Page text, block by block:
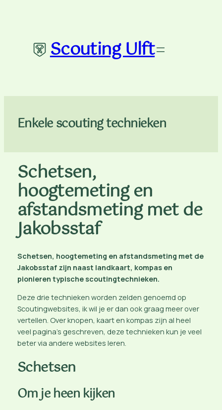
Scouting Ulft
Enkele scouting technieken
Schetsen,
hoogtemeting en
afstandsmeting met de
Jakobsstaf
Schetsen, hoogtemeting en afstandsmeting met de
Jakobsstaf zijn naast landkaart, kompas en
pionieren typische scoutingtechnieken.
Deze drie technieken worden zelden genoemd op
Scoutingwebsites, ik wil je er dan ook graag meer over
vertellen. Over knopen, kaart en kompas zijn al heel
veel pagina’s geschreven, deze technieken kun je veel
beter via andere websites leren.
Schetsen
Om je heen kijken